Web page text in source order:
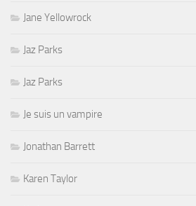
Jane Yellowrock
Jaz Parks
Jaz Parks
Je suis un vampire
Jonathan Barrett
Karen Taylor